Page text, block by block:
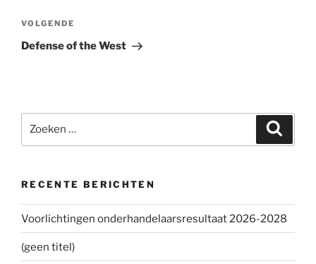
Volgend
bericht
VOLGENDE
Defense of the West
Zoeken
RECENTE BERICHTEN
Voorlichtingen onderhandelaarsresultaat 2026-2028
(geen titel)